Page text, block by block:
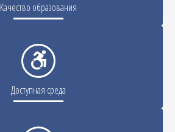
Качество образования
Доступная среда